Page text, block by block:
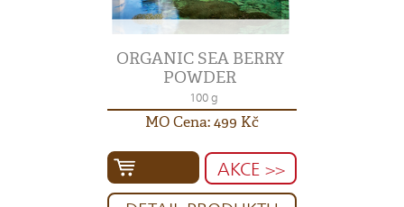
ORGANIC SEA BERRY
POWDER
100 g
MO Cena: 499 Kč
AKCE >>